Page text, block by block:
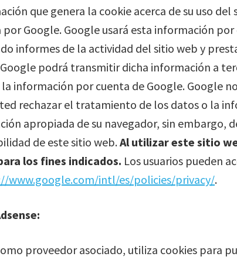
que genera la cookie acerca de su uso
por Google. Google usará esta información
informes de la actividad del sitio web y
podrá transmitir dicha información a
información por cuenta de Google. Google
rechazar el tratamiento de los datos o la
apropiada de su navegador, sin embargo,
de este sitio web.Al utilizar este sitio
los fines indicados. Los usuarios pueden
www.google.com/intl/es/policies/privacy/.
proveedor asociado, utiliza cookies para